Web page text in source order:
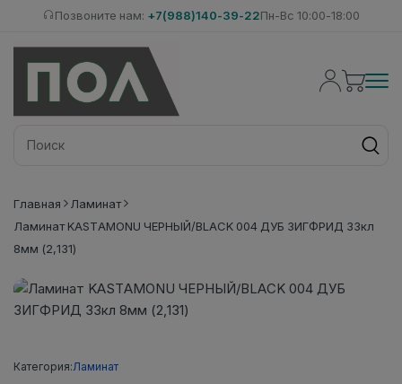
Позвоните нам: +7(988)140-39-22Пн-Вс 10:00-18:00
Главная
Ламинат
Ламинат KASTAMONU ЧЕРНЫЙ/BLACK 004 ДУБ ЗИГФРИД 33кл
8мм (2,131)
Категория:Ламинат